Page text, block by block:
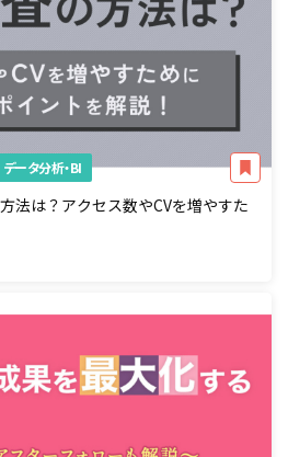
データ分析・BI
法は？アクセス数やCVを増やすた